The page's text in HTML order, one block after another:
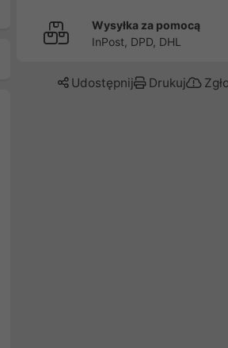
Wysyłka za pomocą
InPost, DPD, DHL
Udostępnij Drukuj